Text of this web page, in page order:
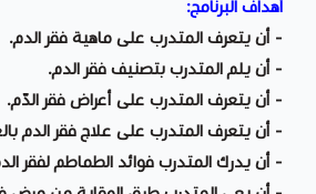
أهداف البرنامج:
- أن يتعرف المتدرب على ماهية فقر الدم.
- أن يلم المتدرب بتصنيف فقر الدم.
- أن يتعرف المتدرب على أعراض فقر الدّم.
- أن يتعرف المتدرب على علاج فقر الدم
- أن يدرك المتدرب فوائد الطماطم لفقر